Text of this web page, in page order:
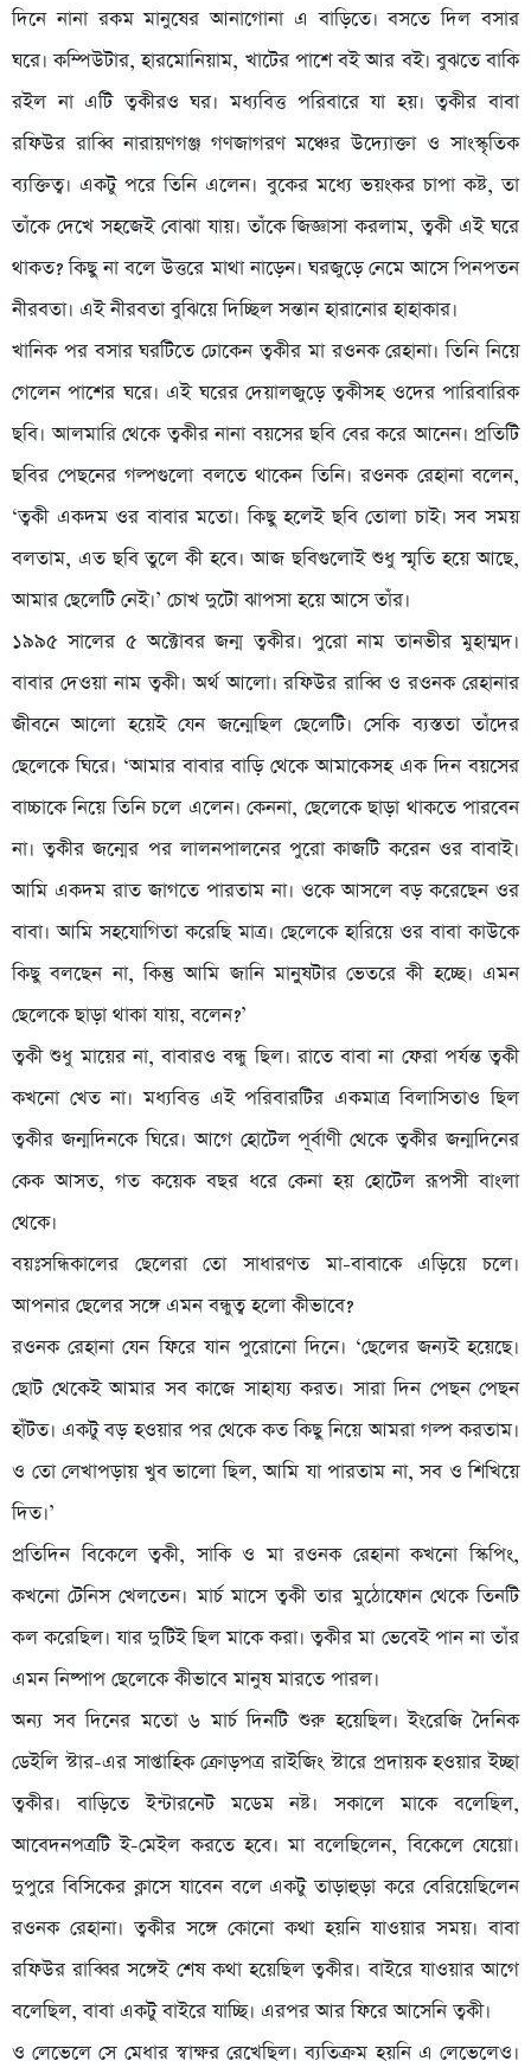
দিনে নানা রকম মানুষের আনাগোনা এ বাড়িতে। বসতে দিল বসার
ঘরে। কম্পিউটার, হারমোনিয়াম, খাটের পাশে বই আর বই। বুঝতে বাকি
রইল না এটি ত্বকীরও ঘর। মধ্যবিত্ত পরিবারে যা হয়। ত্বকীর বাবা
রফিউর রাব্বি নারায়ণগঞ্জ গণজাগরণ মঞ্চের উদ্যোক্তা ও সাংস্কৃতিক
ব্যক্তিত্ব। একটু পরে তিনি এলেন। বুকের মধ্যে ভয়ংকর চাপা কষ্ট, তা
তাঁকে দেখে সহজেই বোঝা যায়। তাঁকে জিজ্ঞাসা করলাম, ত্বকী এই ঘরে
থাকত? কিছু না বলে উত্তরে মাথা নাড়েন। ঘরজুড়ে নেমে আসে পিনপতন
নীরবতা। এই নীরবতা বুঝিয়ে দিচ্ছিল সন্তান হারানোর হাহাকার।
খানিক পর বসার ঘরটিতে ঢোকেন ত্বকীর মা রওনক রেহানা। তিনি নিয়ে
গেলেন পাশের ঘরে। এই ঘরের দেয়ালজুড়ে ত্বকীসহ ওদের পারিবারিক
ছবি। আলমারি থেকে ত্বকীর নানা বয়সের ছবি বের করে আনেন। প্রতিটি
ছবির পেছনের গল্পগুলো বলতে থাকেন তিনি। রওনক রেহানা বলেন,
‘ত্বকী একদম ওর বাবার মতো। কিছু হলেই ছবি তোলা চাই। সব সময়
বলতাম, এত ছবি তুলে কী হবে। আজ ছবিগুলোই শুধু স্মৃতি হয়ে আছে,
আমার ছেলেটি নেই।’ চোখ দুটো ঝাপসা হয়ে আসে তাঁর।
১৯৯৫ সালের ৫ অক্টোবর জন্ম ত্বকীর। পুরো নাম তানভীর মুহাম্মদ।
বাবার দেওয়া নাম ত্বকী। অর্থ আলো। রফিউর রাব্বি ও রওনক রেহানার
জীবনে আলো হয়েই যেন জন্মেছিল ছেলেটি। সেকি ব্যস্ততা তাঁদের
ছেলেকে ঘিরে। ‘আমার বাবার বাড়ি থেকে আমাকেসহ এক দিন বয়সের
বাচ্চাকে নিয়ে তিনি চলে এলেন। কেননা, ছেলেকে ছাড়া থাকতে পারবেন
না। ত্বকীর জন্মের পর লালনপালনের পুরো কাজটি করেন ওর বাবাই।
আমি একদম রাত জাগতে পারতাম না। ওকে আসলে বড় করেছেন ওর
বাবা। আমি সহযোগিতা করেছি মাত্র। ছেলেকে হারিয়ে ওর বাবা কাউকে
কিছু বলছেন না, কিন্তু আমি জানি মানুুষটার ভেতরে কী হচ্ছে। এমন
ছেলেকে ছাড়া থাকা যায়, বলেন?’
ত্বকী শুধু মায়ের না, বাবারও বন্ধু ছিল। রাতে বাবা না ফেরা পর্যন্ত ত্বকী
কখনো খেত না। মধ্যবিত্ত এই পরিবারটির একমাত্র বিলাসিতাও ছিল
ত্বকীর জন্মদিনকে ঘিরে। আগে হোটেল পূর্বাণী থেকে ত্বকীর জন্মদিনের
কেক আসত, গত কয়েক বছর ধরে কেনা হয় হোটেল রূপসী বাংলা
থেকে।
বয়ঃসন্ধিকালের ছেলেরা তো সাধারণত মা-বাবাকে এড়িয়ে চলে।
আপনার ছেলের সঙ্গে এমন বন্ধুত্ব হলো কীভাবে?
রওনক রেহানা যেন ফিরে যান পুরোনো দিনে। ‘ছেলের জন্যই হয়েছে।
ছোট থেকেই আমার সব কাজে সাহায্য করত। সারা দিন পেছন পেছন
হাঁটত। একটু বড় হওয়ার পর থেকে কত কিছু নিয়ে আমরা গল্প করতাম।
ও তো লেখাপড়ায় খুব ভালো ছিল, আমি যা পারতাম না, সব ও শিখিয়ে
দিত।’
প্রতিদিন বিকেলে ত্বকী, সাকি ও মা রওনক রেহানা কখনো স্কিপিং,
কখনো টেনিস খেলতেন। মার্চ মাসে ত্বকী তার মুঠোফোন থেকে তিনটি
কল করেছিল। যার দুটিই ছিল মাকে করা। ত্বকীর মা ভেবেই পান না তাঁর
এমন নিষ্পাপ ছেলেকে কীভাবে মানুষ মারতে পারল।
অন্য সব দিনের মতো ৬ মার্চ দিনটি শুরু হয়েছিল। ইংরেজি দৈনিক
ডেইলি স্টার-এর সাপ্তাহিক ক্রোড়পত্র রাইজিং স্টারে প্রদায়ক হওয়ার ইচ্ছা
ত্বকীর। বাড়িতে ইন্টারনেট মডেম নষ্ট। সকালে মাকে বলেছিল,
আবেদনপত্রটি ই-মেইল করতে হবে। মা বলেছিলেন, বিকেলে যেয়ো।
দুপুরে বিসিকের ক্লাসে যাবেন বলে একটু তাড়াহুড়া করে বেরিয়েছিলেন
রওনক রেহানা। ত্বকীর সঙ্গে কোনো কথা হয়নি যাওয়ার সময়। বাবা
রফিউর রাব্বির সঙ্গেই শেষ কথা হয়েছিল ত্বকীর। বাইরে যাওয়ার আগে
বলেছিল, বাবা একটু বাইরে যাচ্ছি। এরপর আর ফিরে আসেনি ত্বকী।
ও লেভেলে সে মেধার স্বাক্ষর রেখেছিল। ব্যতিক্রম হয়নি এ লেভেলেও।